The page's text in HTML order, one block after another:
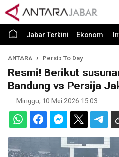
Jabar Terkini Ekonomi
ANTARA Persib To Day
Resmi! Berikut
Bandung vs Persija
Minggu, 10 Mei 2026 15:03